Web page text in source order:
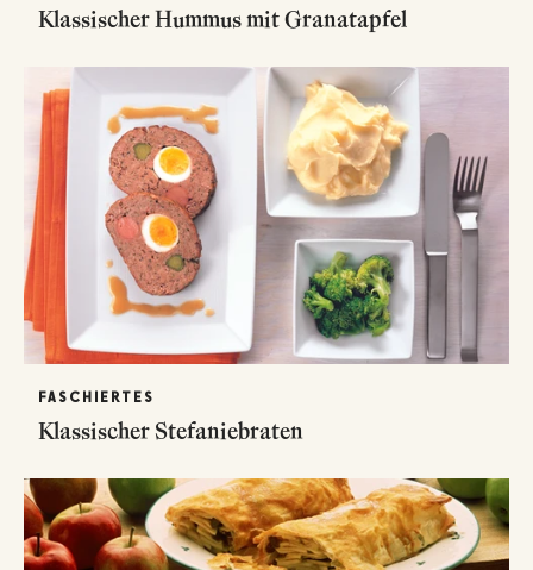
Klassischer Hummus mit Granatapfel
FASCHIERTES
Klassischer Stefaniebraten